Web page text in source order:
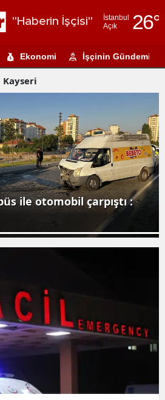
"Haberin İşçisi"
İstanbul
Açık
26°
Adıyaman
Amasya
Ankara
Antalya
Artvin
Aydın
Bitlis
Burdur
Ekonomi İşçinin Gündemi
Kayseri
ile otomobil çarpıştı :